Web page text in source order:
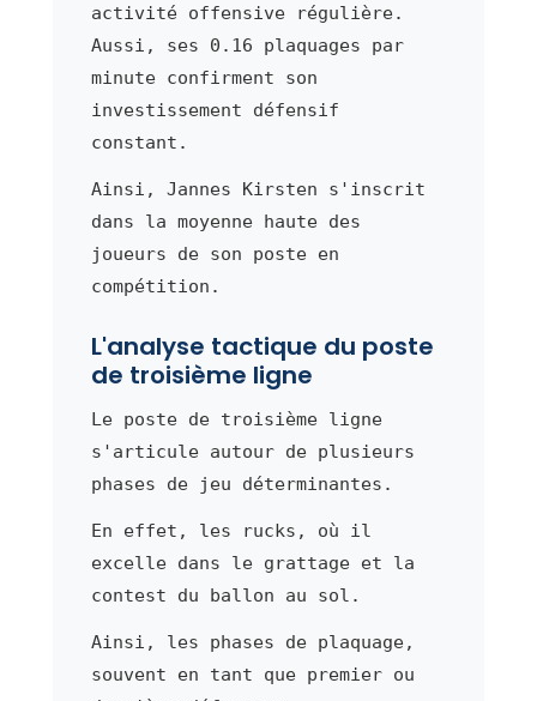
activité offensive régulière.
Aussi, ses 0.16 plaquages par
minute confirment son
investissement défensif
constant.
Ainsi, Jannes Kirsten s'inscrit
dans la moyenne haute des
joueurs de son poste en
compétition.
L'analyse tactique du poste
de troisième ligne
Le poste de troisième ligne
s'articule autour de plusieurs
phases de jeu déterminantes.
En effet, les rucks, où il
excelle dans le grattage et la
contest du ballon au sol.
Ainsi, les phases de plaquage,
souvent en tant que premier ou